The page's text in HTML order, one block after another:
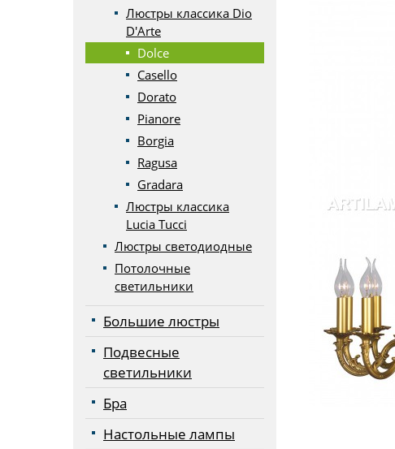
Люстры классика Dio
D'Arte
Dolce
Casello
Dorato
Pianore
Borgia
Ragusa
Gradara
Люстры классика
Lucia Tucci
Люстры светодиодные
Потолочные
светильники
Большие люстры
Подвесные
светильники
Бра
Настольные лампы